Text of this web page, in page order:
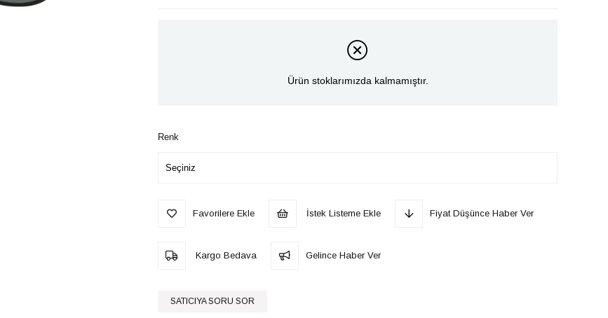
Ürün stoklarımızda kalmamıştır.
Renk
Favorilere Ekle İstek Listeme Ekle Fiyat Düşünce Haber Ver
Kargo Bedava Gelince Haber Ver
SATICIYA SORU SOR